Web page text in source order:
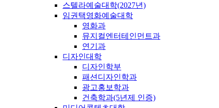
스텔라예술대학(2027년)
임권택영화예술대학
영화과
뮤지컬엔터테인먼트과
연기과
디자인대학
디자인학부
패션디자인학과
광고홍보학과
건축학과(5년제 인증)